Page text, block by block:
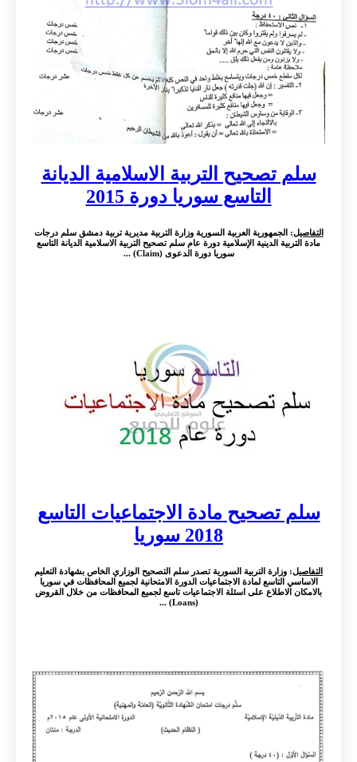
سلم تصحيح التربية الاسلامية الديانة
التاسع سوريا دورة 2015
التفاصيل: الجمهورية العربية السورية وزارة التربية مديرية تربية دمشق سلم درجات
مادة التربية الدينية الإسلامية دورة عام سلم تصحيح التربية الاسلامية الديانة التاسع
سوريا دورة الدعوى (Claim) ...
سلم تصحيح مادة الاجتماعيات التاسع
2018 سوريا
التفاصيل: وزارة التربية السورية تصدر سلم التصحيح الوزاري الخاص بشهادة التعليم
الاساسي التاسع لمادة الاجتماعيات الدورة الامتحانية لجميع المحافظات في سوريا
بالامكان الاطلاع على اسئلة الاجتماعيات تاسع لجميع المحافظات من خلال القروض
(Loans) ...